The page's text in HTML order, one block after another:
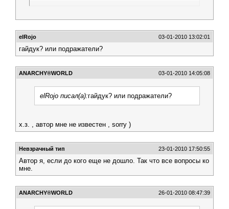
elRojo 03-01-2010 13:02:01
гайдук? или подражатели?
АNARCHY®WORLD 03-01-2010 14:05:08
elRojo писал(а):гайдук? или подражатели?
х.з. , автор мне не известен , sorry )
Невзрачный тип 23-01-2010 17:50:55
Автор я, если до кого еще не дошло. Так что все вопросы ко
мне.
АNARCHY®WORLD 26-01-2010 08:47:39